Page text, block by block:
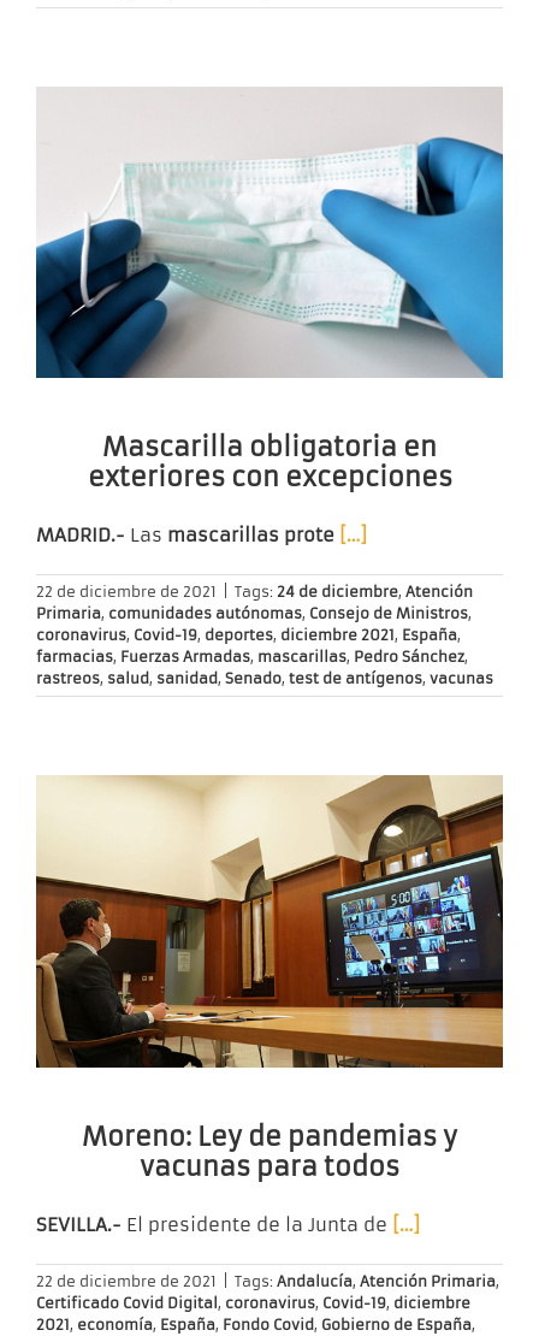
Mascarilla obligatoria en
exteriores con excepciones
MADRID.- Las mascarillas prote […]
22 de diciembre de 2021 Tags: 24 de diciembre, Atención
Primaria, comunidades autónomas, Consejo de Ministros,
coronavirus, Covid-19, deportes, diciembre 2021, España,
farmacias, Fuerzas Armadas, mascarillas, Pedro Sánchez,
rastreos, salud, sanidad, Senado, test de antígenos, vacunas
Moreno: Ley de pandemias y
vacunas para todos
SEVILLA.- El presidente de la Junta de […]
22 de diciembre de 2021 Tags: Andalucía, Atención Primaria,
Certificado Covid Digital , coronavirus, Covid-19, diciembre
2021, economía, España, Fondo Covid, Gobierno de España,